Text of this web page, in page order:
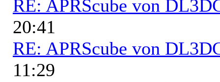
RE: APRScube von
20:41
RE: APRScube von
11:29